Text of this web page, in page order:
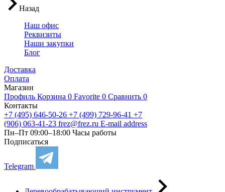
Назад
Наш офис
Реквизиты
Наши закупки
Блог
Доставка
Оплата
Магазин
Профиль Корзина 0 Favorite 0 Сравнить 0
Контакты
+7 (495) 646-50-26 +7 (499) 729-96-41 +7
(906) 063-41-23 frez@frez.ru E-mail address
Пн–Пт 09:00–18:00 Часы работы
Подписаться
Telegram